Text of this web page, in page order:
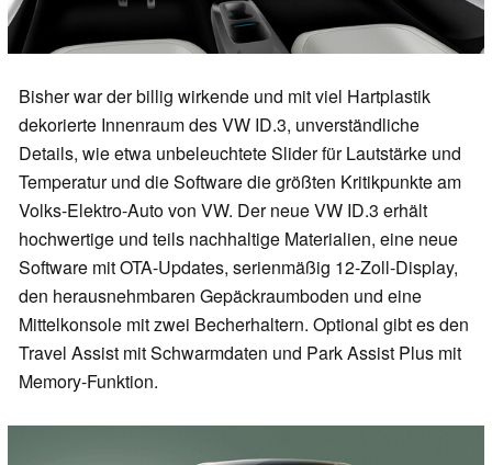
Bisher war der billig wirkende und mit viel Hartplastik
dekorierte Innenraum des VW ID.3, unverständliche
Details, wie etwa unbeleuchtete Slider für Lautstärke und
Temperatur und die Software die größten Kritikpunkte am
Volks-Elektro-Auto von VW. Der neue VW ID.3 erhält
hochwertige und teils nachhaltige Materialien, eine neue
Software mit OTA-Updates, serienmäßig 12-Zoll-Display,
den herausnehmbaren Gepäckraumboden und eine
Mittelkonsole mit zwei Becherhaltern. Optional gibt es den
Travel Assist mit Schwarmdaten und Park Assist Plus mit
Memory-Funktion.